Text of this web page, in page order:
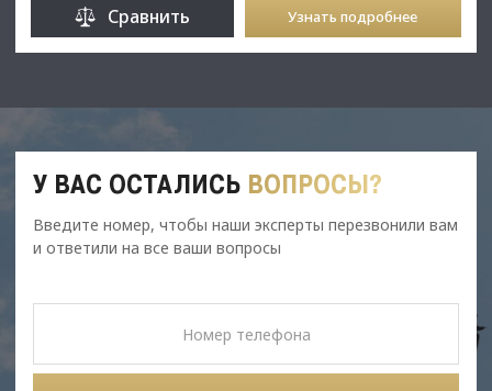
Сравнить Узнать подробнее
У ВАС ОСТАЛИСЬ ВОПРОСЫ?
Введите номер, чтобы наши эксперты перезвонили вам
и ответили на все ваши вопросы